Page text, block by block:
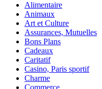
Alimentaire
Animaux
Art et Culture
Assurances, Mutuelles
Bons Plans
Cadeaux
Caritatif
Casino, Paris sportif
Charme